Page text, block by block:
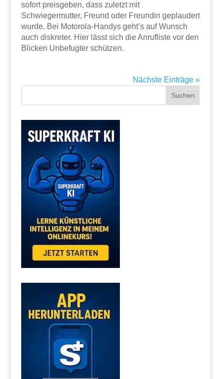
sofort preisgeben, dass zuletzt mit
Schwiegermutter, Freund oder Freundin geplaudert
wurde. Bei Motorola-Handys geht’s auf Wunsch
auch diskreter. Hier lässt sich die Anrufliste vor den
Blicken Unbefugter schützen.
Nächste Einträge »